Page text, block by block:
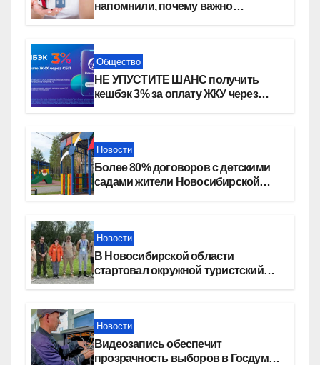
напомнили, почему важно
Общество
НЕ УПУСТИТЕ ШАНС получить
кешбэк 3% за оплату ЖКУ через
Новости
Более 80% договоров с детскими
садами жители Новосибирской
Новости
В Новосибирской области
стартовал окружной туристский
Новости
Видеозапись обеспечит
прозрачность выборов в Госдуму